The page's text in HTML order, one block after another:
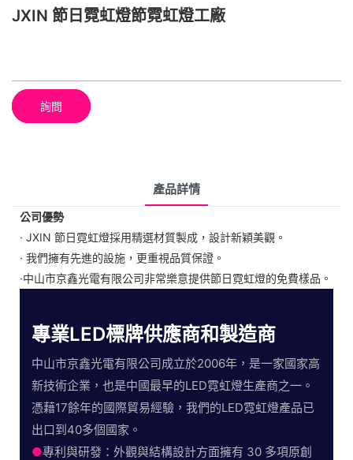
JXIN 節日霓虹燈節霓虹燈工廠
詢問
產品詳情
公司優勢
· JXIN 節日霓虹燈採用精選材質製成，設計新穎美觀。
· 我們擁有先進的設施，更重視品質保證。
·中山市京鑫光電有限公司非常樂意提供節日霓虹燈的免費樣品。
專業LED標牌供應商和製造商
中山市京鑫光電有限公司成立於2006年，是一家國家高
新技術企業，也是中國最早的LED霓虹燈生產商之一。
憑藉17餘年的國際貿易經驗，我們的LED霓虹燈產品已
出口到40多個國家。
●專利與研發：外觀與結構設計方面擁有 30 多項原創